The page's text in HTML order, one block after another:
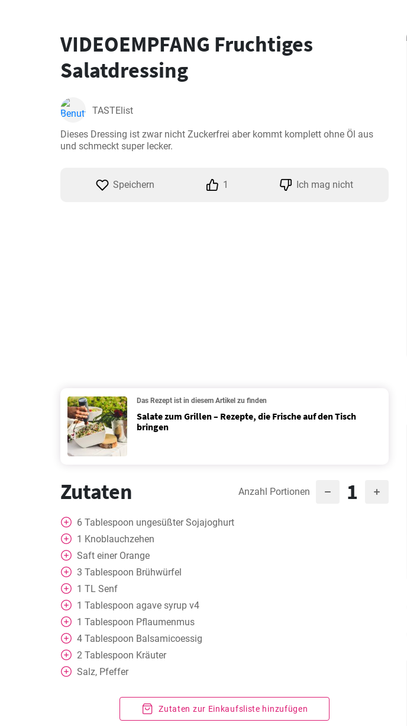
VIDEOEMPFANG Fruchtiges
Salatdressing
TASTElist
Dieses Dressing ist zwar nicht Zuckerfrei aber kommt komplett ohne Öl aus
und schmeckt super lecker.
Speichern 1 Ich mag nicht
Das Rezept ist in diesem Artikel zu finden
Salate zum Grillen – Rezepte, die Frische auf den Tisch
bringen
Zutaten Anzahl Portionen 1
6 Tablespoon ungesüßter Sojajoghurt
1 Knoblauchzehen
Saft einer Orange
3 Tablespoon Brühwürfel
1 TL Senf
1 Tablespoon agave syrup v4
1 Tablespoon Pflaumenmus
4 Tablespoon Balsamicoessig
2 Tablespoon Kräuter
Salz, Pfeffer
Zutaten zur Einkaufsliste hinzufügen